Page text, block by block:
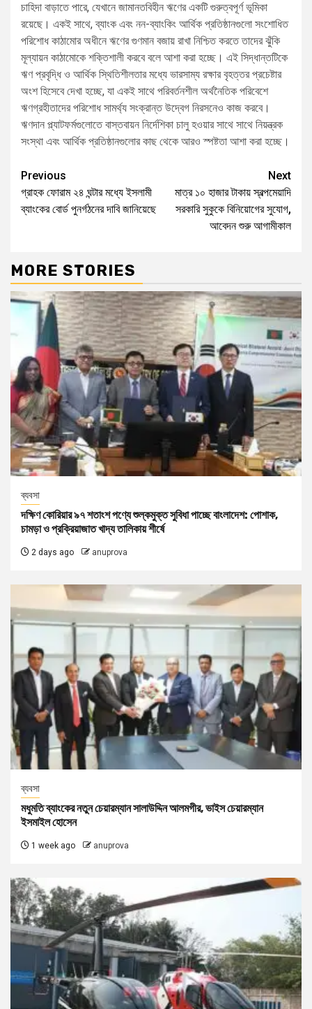
চাহিদা বাড়াতে পারে, যেখানে জামানতবিহীন ঋণের একটি গুরুত্বপূর্ণ ভূমিকা
রয়েছে। একই সাথে, ব্যাংক এবং নন-ব্যাংকিং আর্থিক প্রতিষ্ঠানগুলো সংশোধিত
পরিশোধ কাঠামোর অধীনে ঋণের গুণমান বজায় রাখা নিশ্চিত করতে তাদের ঝুঁকি
মূল্যায়ন কাঠামোকে শক্তিশালী করবে বলে আশা করা হচ্ছে। এই সিদ্ধান্তটিকে
ঋণ প্রবৃদ্ধি ও আর্থিক স্থিতিশীলতার মধ্যে ভারসাম্য রক্ষার বৃহত্তর প্রচেষ্টার
অংশ হিসেবে দেখা হচ্ছে, যা একই সাথে পরিবর্তনশীল অর্থনৈতিক পরিবেশে
ঋণগ্রহীতাদের পরিশোধ সামর্থ্য সংক্রান্ত উদ্বেগ নিরসনেও কাজ করবে।
ঋণদান প্ল্যাটফর্মগুলোতে বাস্তবায়ন নির্দেশিকা চালু হওয়ার সাথে সাথে নিয়ন্ত্রক
সংস্থা এবং আর্থিক প্রতিষ্ঠানগুলোর কাছ থেকে আরও স্পষ্টতা আশা করা হচ্ছে।
Previous
গ্রাহক ফোরাম ২৪ ঘন্টার মধ্যে ইসলামী
ব্যাংকের বোর্ড পুনর্গঠনের দাবি জানিয়েছে
Next
মাত্র ১০ হাজার টাকায় স্বল্পমেয়াদি
সরকারি সুকুকে বিনিয়োগের সুযোগ,
আবেদন শুরু আগামীকাল
MORE STORIES
ব্যবসা
দক্ষিণ কোরিয়ার ৯৭ শতাংশ পণ্যে শুল্কমুক্ত সুবিধা পাচ্ছে বাংলাদেশ: পোশাক,
চামড়া ও প্রক্রিয়াজাত খাদ্য তালিকায় শীর্ষে
2 days ago anuprova
ব্যবসা
মধুমতি ব্যাংকের নতুন চেয়ারম্যান সালাউদ্দিন আলমগীর, ভাইস চেয়ারম্যান
ইসমাইল হোসেন
1 week ago anuprova